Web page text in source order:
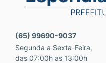
(65) 99690-9037
Segunda a Sexta-Feira,
das 07:00h as 13:00h